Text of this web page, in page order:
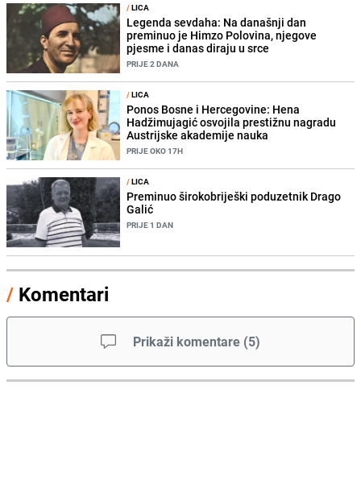
/LICA
Legenda sevdaha: Na današnji dan
preminuo je Himzo Polovina, njegove
pjesme i danas diraju u srce
PRIJE 2 DANA
/LICA
Ponos Bosne i Hercegovine: Hena
Hadžimujagić osvojila prestižnu nagradu
Austrijske akademije nauka
PRIJE OKO 17H
/LICA
Preminuo širokobriješki poduzetnik Drago
Galić
PRIJE 1 DAN
/ Komentari
Prikaži komentare (5)